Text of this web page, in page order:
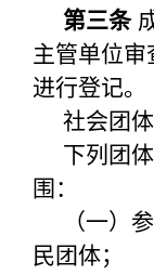
第三条
主管单位
进行登记。
社会团
下列团
围：
（一）
民团体；